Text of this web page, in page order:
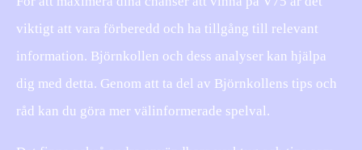
viktigt att vara förberedd och ha tillgång till relevant
information. Björnkollen och dess analyser kan hjälpa
dig med detta. Genom att ta del av Björnkollens tips och
råd kan du göra mer välinformerade spelval.